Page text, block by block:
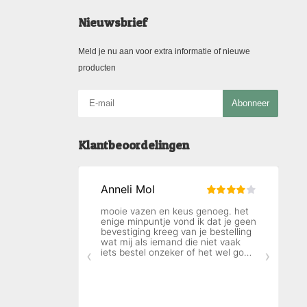
Nieuwsbrief
Meld je nu aan voor extra informatie of nieuwe
producten
Abonneer
Klantbeoordelingen